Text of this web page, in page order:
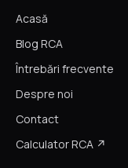
Acasă
Blog RCA
Întrebări frecvente
Despre noi
Contact
Calculator RCA ↗